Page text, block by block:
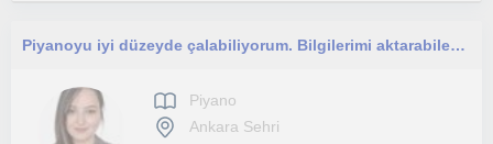
Piyanoyu iyi düzeyde çalabiliyorum. Bilgilerimi aktarabileceğim öğrencilerle çalışmayı çok isterim
Piyano
Ankara Sehri